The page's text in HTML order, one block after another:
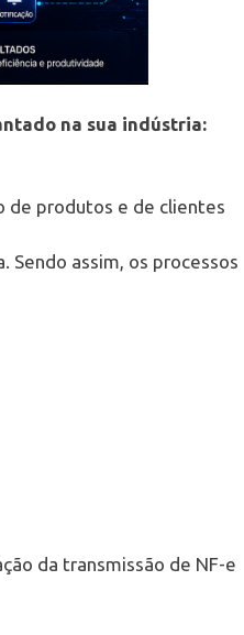
na sua indústria:
de produtos e de clientes
Sendo assim, os processos
da transmissão de NF-e